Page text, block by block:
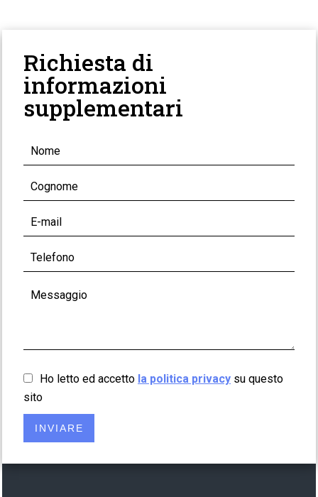
Richiesta di
informazioni
supplementari
Ho letto ed accetto la politica privacy su questo
sito
INVIARE